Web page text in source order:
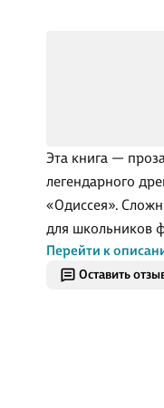
Оставить
Эта книга —
легендарного
«Одиссея».
для школьников
Перейти к